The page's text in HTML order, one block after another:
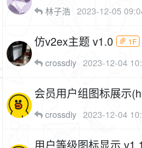
P
1F
林子浩 2023-12-05
仿v2ex主题 v1.0 1F
crossdiy 2023-12-04
会员用户组图标展示
crossdiy 2023-12-04
用户等级图标显示 v1.1